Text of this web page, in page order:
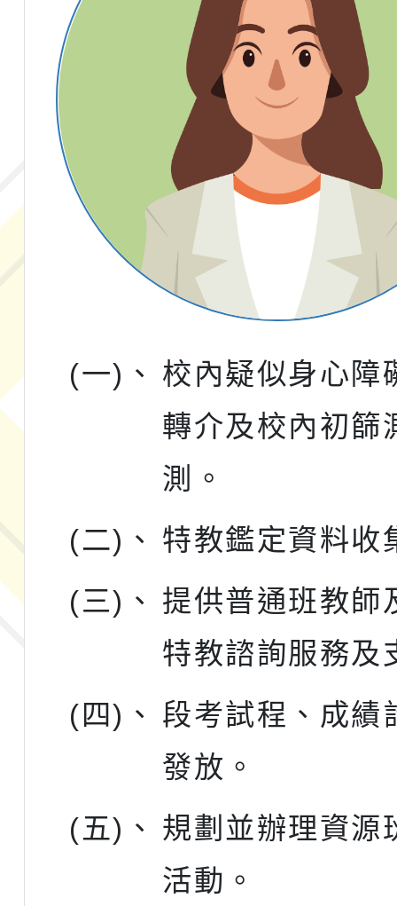
(一)、 校內疑似身心障
轉介及校內初篩
測。
(二)、 特教鑑定資料收
(三)、 提供普通班教師
特教諮詢服務及
(四)、 段考試程、成績
發放。
(五)、 規劃並辦理資源
活動。